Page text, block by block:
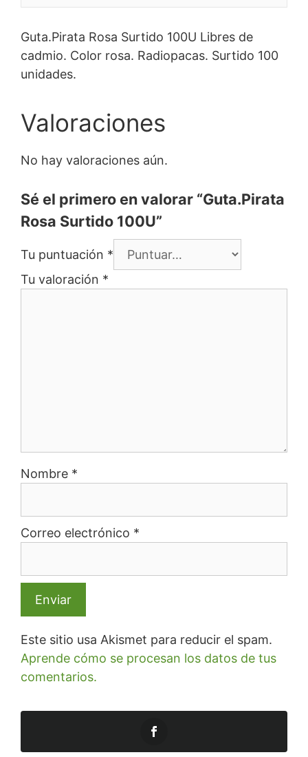
Guta.Pirata Rosa Surtido 100U Libres de
cadmio. Color rosa. Radiopacas. Surtido 100
unidades.
Valoraciones
No hay valoraciones aún.
Sé el primero en valorar “Guta.Pirata
Rosa Surtido 100U”
Tu puntuación *
Tu valoración *
Nombre *
Correo electrónico *
Este sitio usa Akismet para reducir el spam.
Aprende cómo se procesan los datos de tus
comentarios.